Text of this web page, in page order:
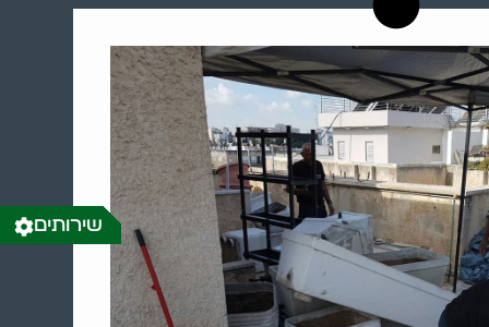
שירותים